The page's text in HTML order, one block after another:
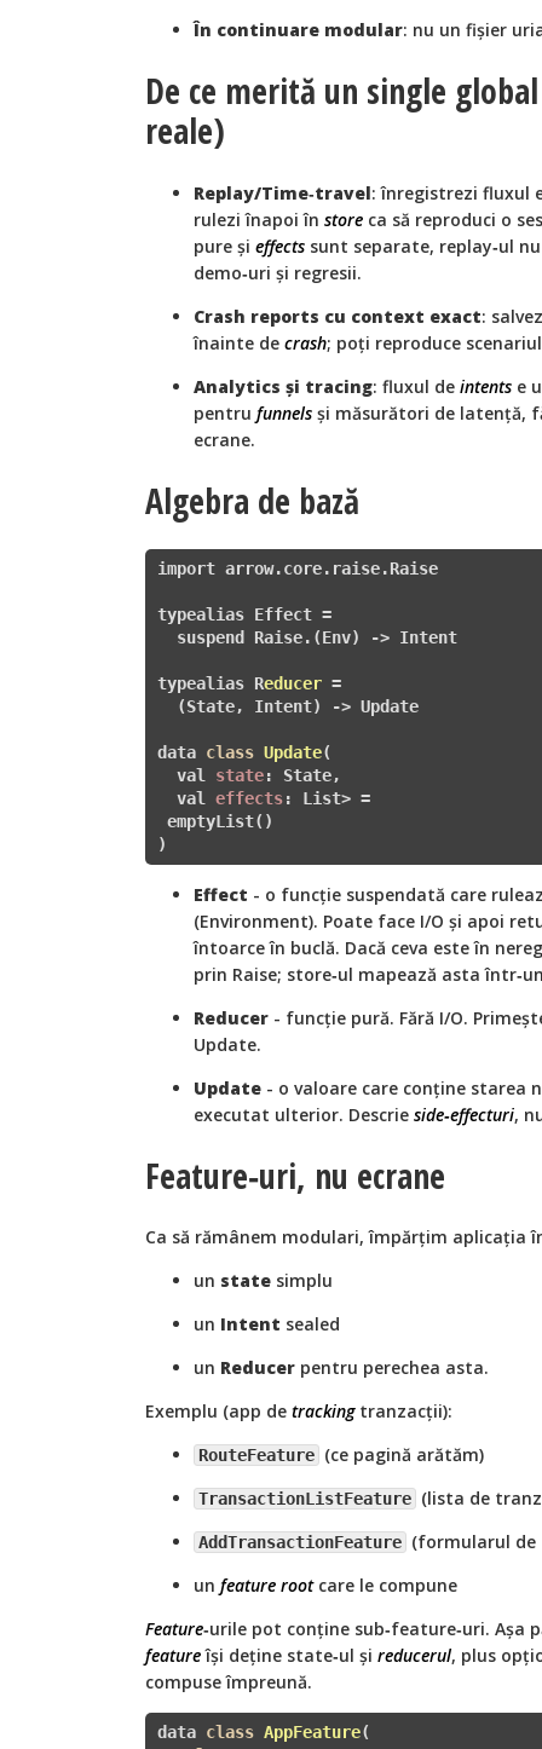
În continuare modular: nu un fișier
De ce merită un single
reale)
Replay/Time‑travel: înregistrezi fluxul
rulezi înapoi în store ca să reproduci o
pure și effects sunt separate, replay‑ul
demo‑uri și regresii.
Crash reports cu context exact:
înainte de crash; poți reproduce
Analytics și tracing: fluxul de intents e
pentru funnels și măsurători de latență,
ecrane.
Algebra de bază
import arrow.core.raise.Raise
typealias Effect =
  suspend Raise
. (Env) -> Intent
typealias Reducer =
(State, Intent)
-> Update
data class Update(
  val
state: State,
  val
effects: List> =
emptyList()
)
Effect - o funcție suspendată care
(Environment). Poate face I/O și apoi
întoarce în buclă. Dacă ceva este în
prin Raise; store‑ul mapează asta
Reducer - funcție pură. Fără I/O.
Update.
Update - o valoare care conține starea
executat ulterior. Descrie side‑effecturi,
Feature‑uri, nu ecrane
Ca să rămânem modulari, împărțim aplicația
un state simplu
un Intent sealed
un Reducer pentru perechea asta.
Exemplu (app de trackingtranzacții):
RouteFeature (ce pagină arătăm)
TransactionListFeature (lista de
AddTransactionFeature (formularul de
un feature rootcare le compune
Feature‑urile pot conține sub‑feature‑uri.
featureîși deține state‑ul și reducerul, plus
compuse împreună.
data class AppFeature(